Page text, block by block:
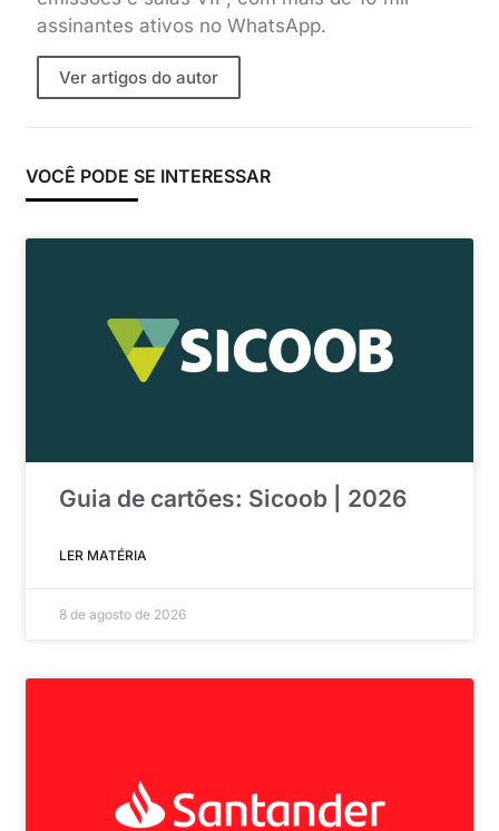
assinantes ativos no WhatsApp.
Ver artigos do autor
VOCÊ PODE SE INTERESSAR
Guia de cartões: Sicoob | 2026
LER MATÉRIA
8 de agosto de 2026